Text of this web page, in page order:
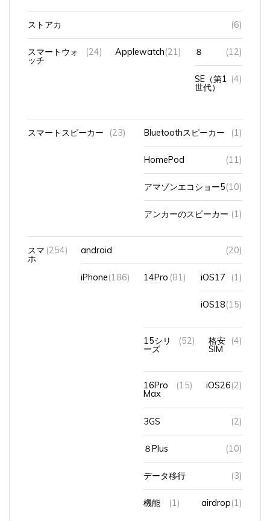
ストアカ (6)
スマートウォ
ッチ
(24) Applewatch(21) ８ (12)
SE（第1
世代）
(4)
スマートスピーカー (23) Bluetoothスピーカー (1)
HomePod (11)
アマゾンエコショー5(10)
アンカーのスピーカー (1)
スマ
ホ
(254) android (20)
iPhone(186) 14Pro (81) iOS17 (1)
iOS18(15)
15シリ
ーズ
(52) 格安
SIM
(4)
16Pro
Max
(15) iOS26(2)
3GS (2)
８Plus (10)
データ移行 (3)
機能 (1) airdrop(1)